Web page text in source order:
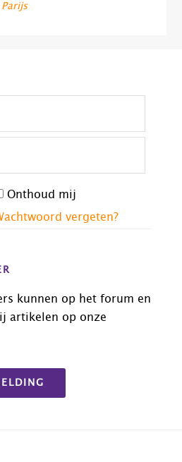
Parijs
Onthoud mij
vergeten?
kunnen op het forum en
artikelen op onze